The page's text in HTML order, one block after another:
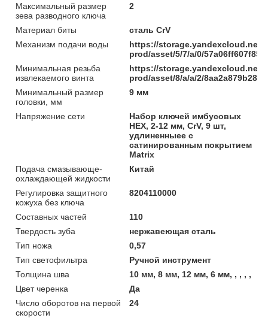
Максимальный размер
зева разводного ключа
2
Материал биты
сталь CrV
Механизм подачи воды
https://storage.yandexcloud.net/
prod/asset/5/7/a/0/
Минимальная резьба
извлекаемого винта
https://storage.yandexcloud.net/
prod/asset/8/a/a/2/
Минимальный размер
головки, мм
9 мм
Напряжение сети
Набор ключей имбусовых
HEX, 2-12 мм, CrV, 9 шт,
удлиненныее с
сатинированным покрытием
Matrix
Подача смазывающе-
охлаждающей жидкости
Китай
Регулировка защитного
кожуха без ключа
8204110000
Составных частей
110
Твердость зуба
нержавеющая сталь
Тип ножа
0,57
Тип светофильтра
Ручной инструмент
Толщина шва
10 мм, 8 мм, 12 мм, 6 мм, , , , ,
Цвет черенка
Да
Число оборотов на первой
скорости
24